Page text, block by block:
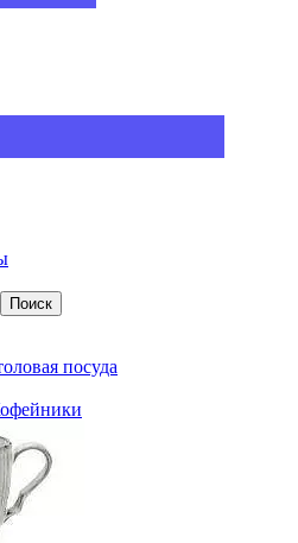
Поиск
посуда